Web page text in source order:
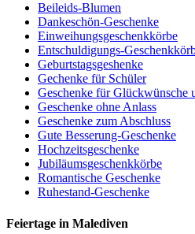
Beileids-Blumen
Dankeschön-Geschenke
Einweihungsgeschenkkörbe
Entschuldigungs-
Geburtstagsgeshenke
Gechenke für Schüler
Geschenke für Glückwünsche
Geschenke ohne Anlass
Geschenke zum Abschluss
Gute Besserung-Geschenke
Hochzeitsgeschenke
Jubiläumsgeschenkkörbe
Romantische Geschenke
Ruhestand-Geschenke
Feiertage in Malediven